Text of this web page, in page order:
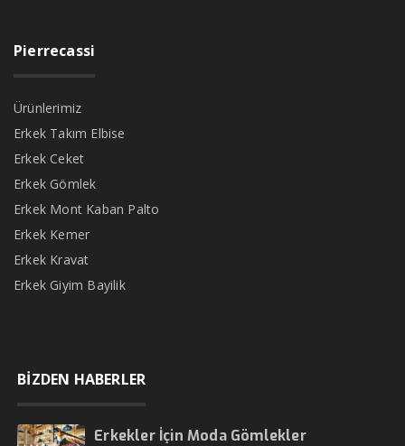
Pierrecassi
Ürünlerimiz
Erkek Takım Elbise
Erkek Ceket
Erkek Gömlek
Erkek Mont Kaban Palto
Erkek Kemer
Erkek Kravat
Erkek Giyim Bayilik
BİZDEN HABERLER
Erkekler İçin Moda Gömlekler